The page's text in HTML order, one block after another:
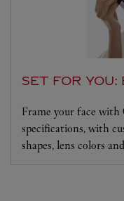
SET FOR YOU:
Frame your face with
specifications, with
shapes, lens colors